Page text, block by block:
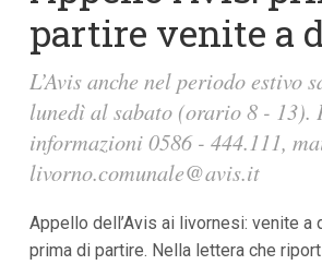
n
t
n
u
i
p
r
n
i
partire venite a
L’Avis anche nel periodo estivo
lunedì al sabato (orario 8 - 13).
informazioni 0586 - 444.111,
livorno.comunale@avis.it
Appello dell’Avis ai livornesi: venite a
prima di partire. Nella lettera che